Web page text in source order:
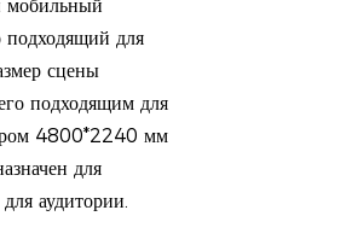
подходящий для
сцены
подходящим для
4800*2240 мм
для
аудитории.